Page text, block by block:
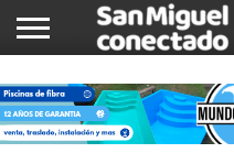
NOTICIAS
COMUNIDAD
COMERCIOS